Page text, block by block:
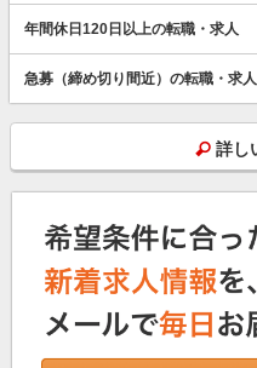
年間休日120日以上の転職・求人
急募（締め切り間近）の転職・求人
詳し